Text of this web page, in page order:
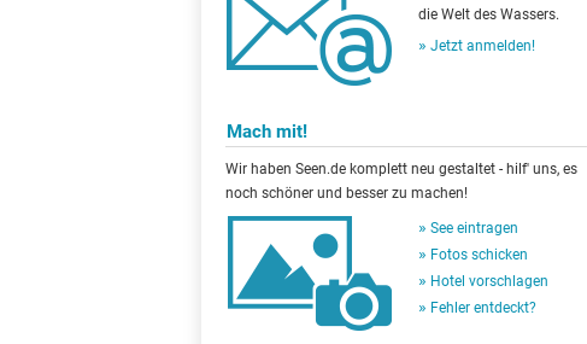
die Welt des Wassers.
Jetzt anmelden!
Mach mit!
Wir haben Seen.de komplett neu gestaltet - hilf' uns, es
noch schöner und besser zu machen!
See eintragen
Fotos schicken
Hotel vorschlagen
Fehler entdeckt?